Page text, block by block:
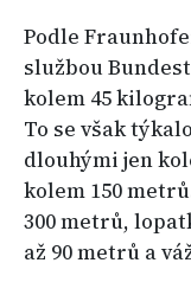
Podle
službou
kolem 45
To se však
dlouhými jen
kolem 150
300 metrů,
až 90 metrů a